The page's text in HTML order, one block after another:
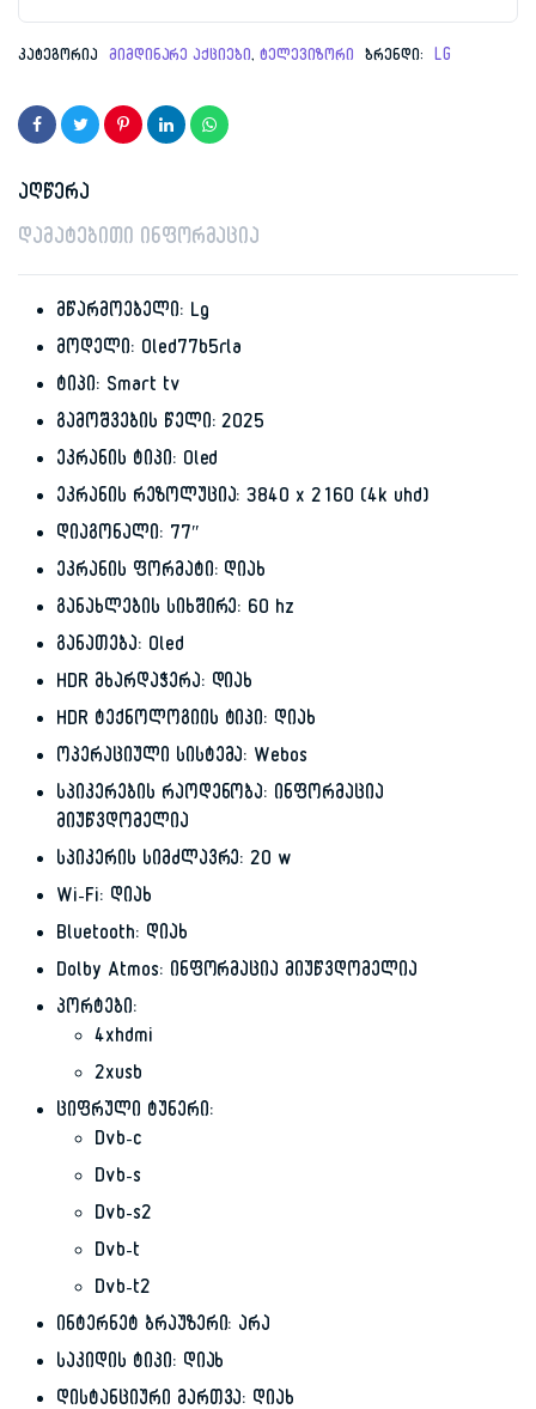
კატეგორია მიმდინარე აქციები,ტელევიზორი ბრენდი: LG
აღწერა
დამატებითი ინფორმაცია
მწარმოებელი: Lg
მოდელი: Oled77b5rla
ტიპი: Smart tv
გამოშვების წელი: 2025
ეკრანის ტიპი: Oled
ეკრანის რეზოლუცია: 3840 x 2160 (4k uhd)
დიაგონალი: 77″
ეკრანის ფორმატი: დიახ
განახლების სიხშირე: 60 hz
განათება: Oled
HDR მხარდაჭერა: დიახ
HDR ტექნოლოგიის ტიპი: დიახ
ოპერაციული სისტემა: Webos
სპიკერების რაოდენობა: ინფორმაცია
მიუწვდომელია
სპიკერის სიმძლავრე: 20 w
Wi-Fi: დიახ
Bluetooth: დიახ
Dolby Atmos: ინფორმაცია მიუწვდომელია
პორტები:
4xhdmi
2xusb
ციფრული ტუნერი:
Dvb-c
Dvb-s
Dvb-s2
Dvb-t
Dvb-t2
ინტერნეტ ბრაუზერი: არა
საკიდის ტიპი: დიახ
დისტანციური მართვა: დიახ